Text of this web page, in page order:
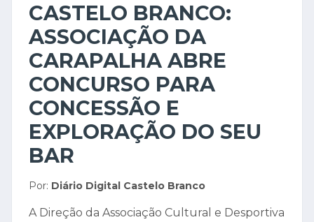
CASTELO BRANCO:
ASSOCIAÇÃO DA
CARAPALHA ABRE
CONCURSO PARA
CONCESSÃO E
EXPLORAÇÃO DO SEU
BAR
Por: Diário Digital Castelo Branco
A Direção da Associação Cultural e Desportiva